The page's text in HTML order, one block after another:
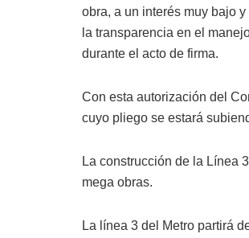
obra, a un interés muy bajo
la transparencia en el
durante el acto de firma.
Con esta autorización del
cuyo pliego se estará
La construcción de la Línea
mega obras.
La línea 3 del Metro partirá